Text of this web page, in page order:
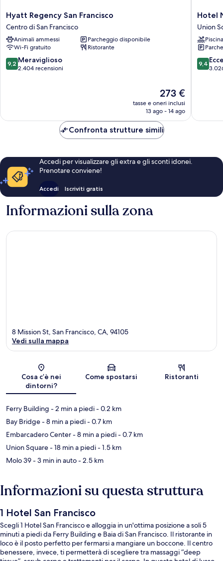
Hyatt
Regency
San
Francisco
Centro
di
San
Hyatt Regency San Francisco
Centro di San Francisco
Animali ammessi
Parcheggio disponibile
Wi-Fi gratuito
Ristorante
9.2
su
9,2 Meraviglioso
2.404 recensioni
Il
prezzo
attuale
273 €
273 €
tasse e oneri inclusi
13 ago - 14 ago
Hotel
Nikko
San
Union
Square
Hotel
Union
Piscina
9.4
su
9,4
Confronta strutture simili
Accedi per visualizzare gli extra e gli sconti idonei.
Prenotare conviene!
Accedi Iscriviti gratis
Informazioni sulla zona
Mappa
8 Mission St, San Francisco, CA, 94105
Vedi sulla mappa
Cosa c’è nei
dintorni?
Come spostarsi Ristoranti
Ferry Building - 2 min a piedi- 0.2 km
Bay Bridge- 8 min a piedi- 0.7 km
Embarcadero Center- 8 min a piedi- 0.7 km
Union Square- 18 min a piedi- 1.5 km
Molo 39- 3 min in auto- 2.5 km
Informazioni su questa struttura
1 Hotel San Francisco
Scegli 1 Hotel San Francisco e alloggia in un'ottima posizione a soli 5
minuti a piedi da Ferry Building e Baia di San Francisco. Il ristorante in
loco è il posto perfetto per fermarsi a mangiare un boccone. Il centro
benessere, invece, ti permetterà di scegliere tra massaggi “deep